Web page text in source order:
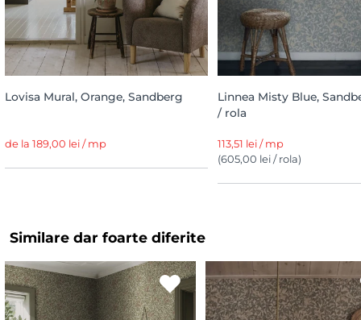
Lovisa Mural, Orange, Sandberg
de la 189,00 lei / mp
Linnea Misty Blue,
/ rola
113,51 lei / mp
(605,00 lei / rola)
Similare dar foarte diferite